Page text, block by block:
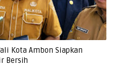
Kota Ambon Siapkan
Bersih